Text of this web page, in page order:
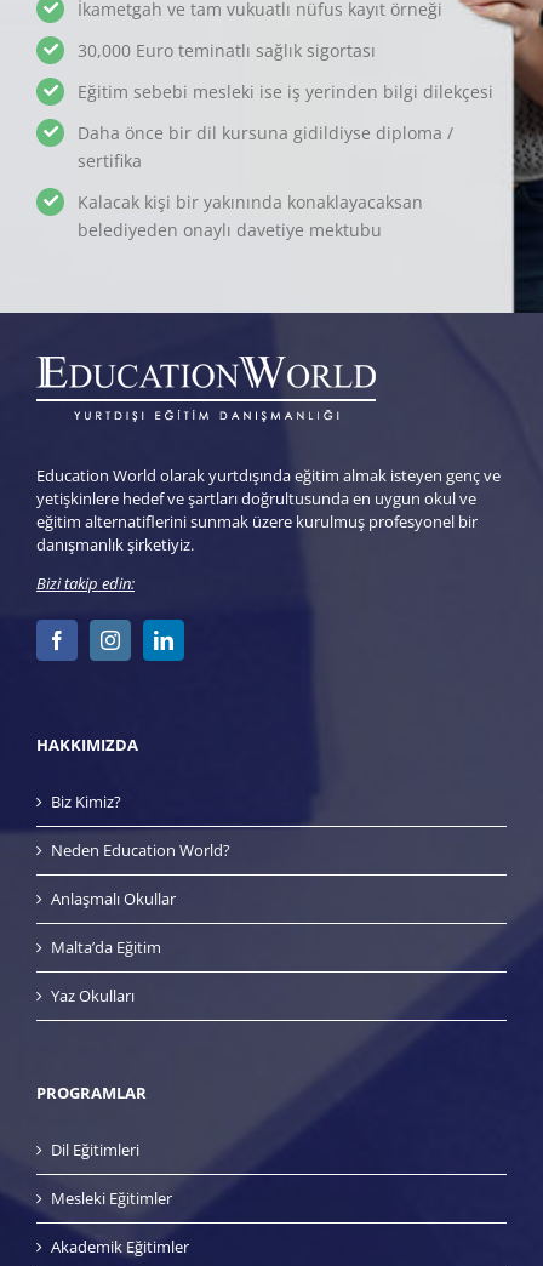
İkametgah ve tam vukuatlı nüfus kayıt örneği
30,000 Euro teminatlı sağlık sigortası
Eğitim sebebi mesleki ise iş yerinden bilgi dilekçesi
Daha önce bir dil kursuna gidildiyse diploma /
sertifika
Kalacak kişi bir yakınında konaklayacaksan
belediyeden onaylı davetiye mektubu
Education World olarak yurtdışında eğitim almak isteyen genç ve
yetişkinlere hedef ve şartları doğrultusunda en uygun okul ve
eğitim alternatiflerini sunmak üzere kurulmuş profesyonel bir
danışmanlık şirketiyiz.
Bizi takip edin:
HAKKIMIZDA
Biz Kimiz?
Neden Education World?
Anlaşmalı Okullar
Malta’da Eğitim
Yaz Okulları
PROGRAMLAR
Dil Eğitimleri
Mesleki Eğitimler
Akademik Eğitimler